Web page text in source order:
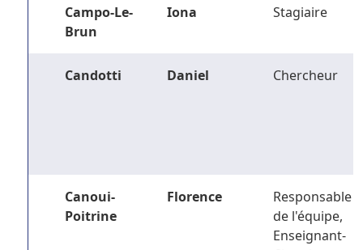
Campo-Le-
Brun
Iona Stagiaire
Candotti Daniel Chercheur
Canoui-
Poitrine
Florence
Responsable
de l'équipe,
Enseignant-